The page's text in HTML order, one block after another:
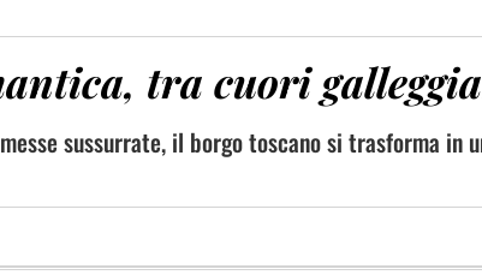
tra cuori
sussurrate, il borgo toscano si trasforma